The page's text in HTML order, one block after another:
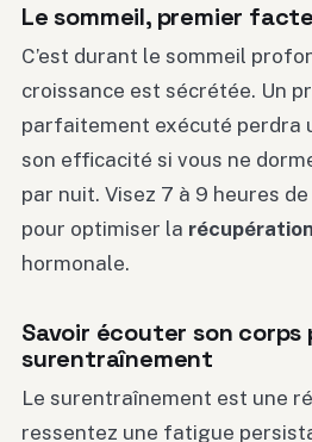
Le sommeil, premier
C’est durant le sommeil
croissance est sécrétée. Un
parfaitement exécuté perdra
son efficacité si vous ne
par nuit. Visez 7 à 9 heures
pour optimiser la
hormonale.
Savoir écouter son corps
surentraînement
Le surentraînement est une
ressentez une fatigue